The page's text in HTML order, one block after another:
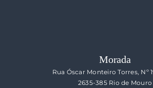
Morada
Rua Óscar Monteiro Torres, Nº
2635-385 Rio de Mouro